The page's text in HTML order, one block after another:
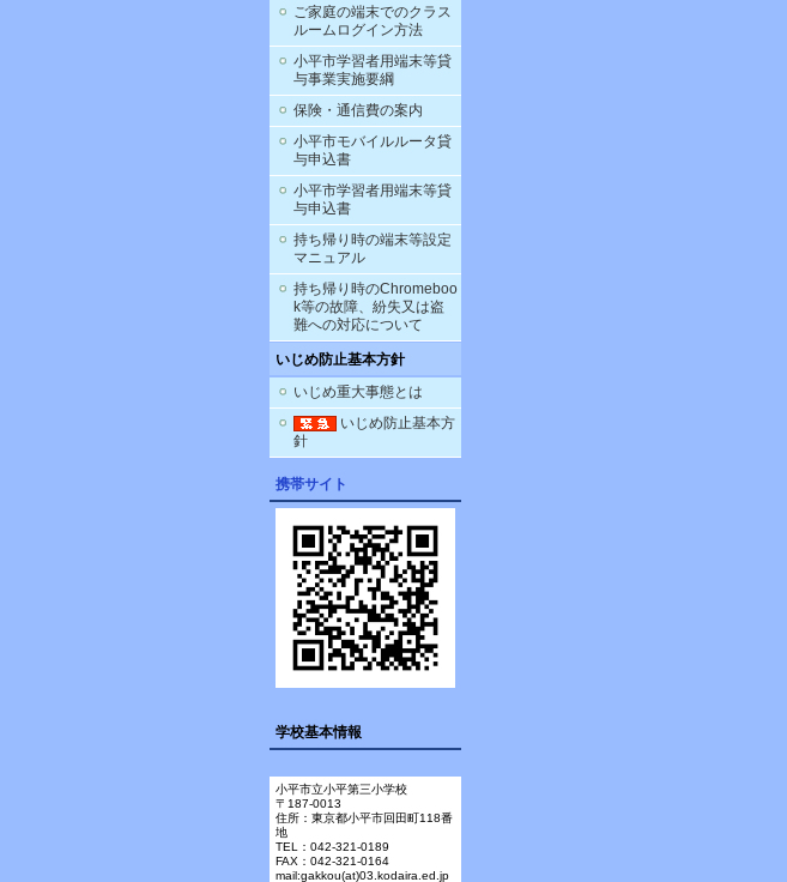
ご家庭の端末でのクラス
ルームログイン方法
小平市学習者用端末等貸
与事業実施要綱
保険・通信費の案内
小平市モバイルルータ貸
与申込書
小平市学習者用端末等貸
与申込書
持ち帰り時の端末等設定
マニュアル
持ち帰り時のChromeboo
k等の故障、紛失又は盗
難への対応について
いじめ防止基本方針
いじめ重大事態とは
いじめ防止基本方
針
携帯サイト
学校基本情報
小平市立小平第三小学校
〒187-0013
住所：東京都小平市回田町118番
地
TEL：042-321-0189
FAX：042-321-0164
mail:gakkou(at)03.kodaira.ed.jp